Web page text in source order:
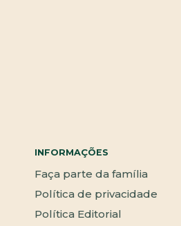
INFORMAÇÕES
Faça parte da família
Política de privacidade
Política Editorial